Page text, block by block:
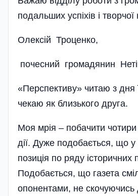
подальших успіхів і творчої
Олексій Троценко,
почесний громадянин
«Перспективу» читаю з дня
чекаю як близького
Моя мрія – побачити
дії. Дуже подобається, що у
позиція по ряду історичних
Подобається, що газета
опонентами, не скочу­ючись